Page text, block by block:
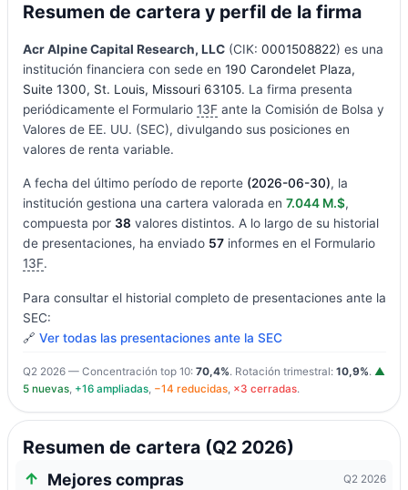
Resumen de cartera y perfil de la firma
Acr Alpine Capital Research, LLC(CIK: 0001508822) es una
institución financiera con sede en 190 Carondelet Plaza,
Suite 1300, St. Louis, Missouri 63105. La firma presenta
periódicamente el Formulario 13Fante la Comisión de Bolsa y
Valores de EE. UU. (SEC), divulgando sus posiciones en
valores de renta variable.
A fecha del último período de reporte (2026-06-30), la
institución gestiona una cartera valorada en 7.044 M.$,
compuesta por 38 valores distintos. A lo largo de su historial
de presentaciones, ha enviado 57informes en el Formulario
13F.
Para consultar el historial completo de presentaciones ante la
SEC:
🔗 Ver todas las presentaciones ante la SEC
Q2 2026 — Concentración top 10: 70,4%. Rotación trimestral: 10,9%. ▲
5 nuevas, +16 ampliadas, −14 reducidas, ×3 cerradas.
Resumen de cartera (Q2 2026)
Mejores compras Q2 2026